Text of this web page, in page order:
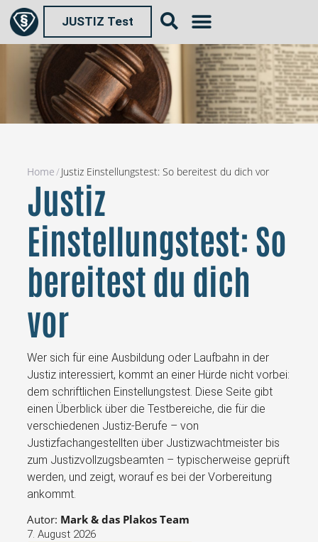
JUSTIZ Test
Home/Justiz Einstellungstest: So bereitest du dich vor
Justiz
Einstellungstest: So
bereitest du dich
vor
Wer sich für eine Ausbildung oder Laufbahn in der
Justiz interessiert, kommt an einer Hürde nicht vorbei:
dem schriftlichen Einstellungstest. Diese Seite gibt
einen Überblick über die Testbereiche, die für die
verschiedenen Justiz-Berufe – von
Justizfachangestellten über Justizwachtmeister bis
zum Justizvollzugsbeamten – typischerweise geprüft
werden, und zeigt, worauf es bei der Vorbereitung
ankommt.
Autor: Mark & das Plakos Team
7. August 2026